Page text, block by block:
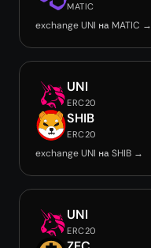
MATIC
exchange UNI на MATIC →
UNI
ERC20
SHIB
ERC20
exchange UNI на SHIB →
UNI
ERC20